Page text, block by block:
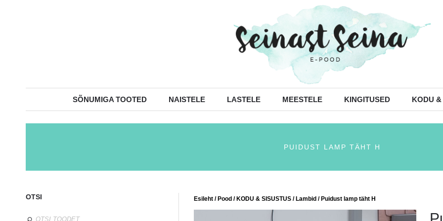
SÕNUMIGA TOOTED NAISTELE LASTELE MEESTELE KINGITUSED KODU &
PUIDUST LAMP TÄHT H
Esileht /Pood /KODU & SISUSTUS /Lambid / Puidust lamp täht H
OTSI